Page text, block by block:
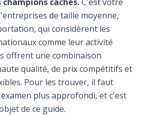
de taille moyenne,
qui considèrent les
comme leur activité
offrent une combinaison
qualité, de prix compétitifs et
Pour les trouver, il faut
plus approfondi, et c'est
de ce guide.